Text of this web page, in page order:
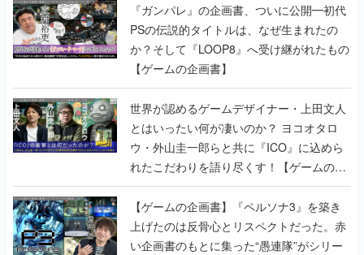
『ガンパレ』の企画書、ついに公開━初代
PSの伝説的タイトルは、なぜ生まれたの
か？そして『LOOP8』へ受け継がれたもの
【ゲームの企画書】
世界が認めるゲームデザイナー・上田文人
とはいったい何が凄いのか？ ヨコオタロ
ウ・外山圭一郎らと共に『ICO』に込めら
れたこだわりを語り尽くす！【ゲームの企
画書】
【ゲームの企画書】『ペルソナ3』を築き
上げたのは反骨心とリスペクトだった。赤
い企画書のもとに集った“愚連隊”がシリー